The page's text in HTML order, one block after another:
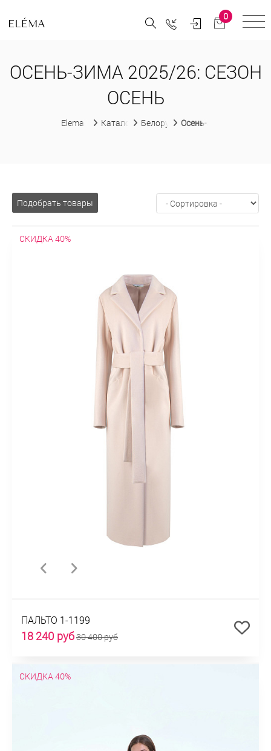
0
ОСЕНЬ-ЗИМА 2025/26: СЕЗОН
ОСЕНЬ
Elema Каталог Белорусская женская одежда
Осень-зима 2025/26
Подобрать товары
СКИДКА 40%
ПАЛЬТО 1-1199
18 240 руб30 400 руб
СКИДКА 40%